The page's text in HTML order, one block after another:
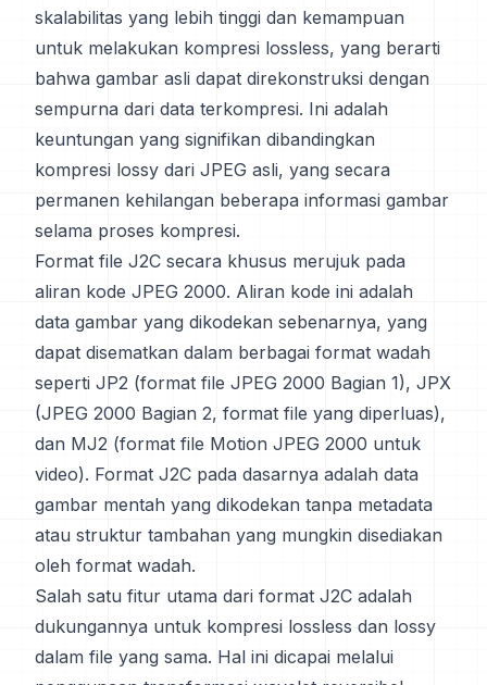
skalabilitas yang lebih tinggi dan kemampuan
untuk melakukan kompresi lossless, yang berarti
bahwa gambar asli dapat direkonstruksi dengan
sempurna dari data terkompresi. Ini adalah
keuntungan yang signifikan dibandingkan
kompresi lossy dari JPEG asli, yang secara
permanen kehilangan beberapa informasi gambar
selama proses kompresi.
Format file J2C secara khusus merujuk pada
aliran kode JPEG 2000. Aliran kode ini adalah
data gambar yang dikodekan sebenarnya, yang
dapat disematkan dalam berbagai format wadah
seperti JP2 (format file JPEG 2000 Bagian 1), JPX
(JPEG 2000 Bagian 2, format file yang diperluas),
dan MJ2 (format file Motion JPEG 2000 untuk
video). Format J2C pada dasarnya adalah data
gambar mentah yang dikodekan tanpa metadata
atau struktur tambahan yang mungkin disediakan
oleh format wadah.
Salah satu fitur utama dari format J2C adalah
dukungannya untuk kompresi lossless dan lossy
dalam file yang sama. Hal ini dicapai melalui